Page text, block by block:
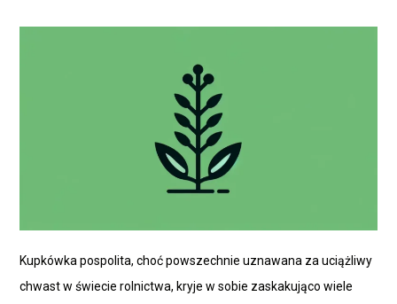
Kupkówka pospolita, choć powszechnie uznawana za uciążliwy
chwast w świecie rolnictwa, kryje w sobie zaskakująco wiele